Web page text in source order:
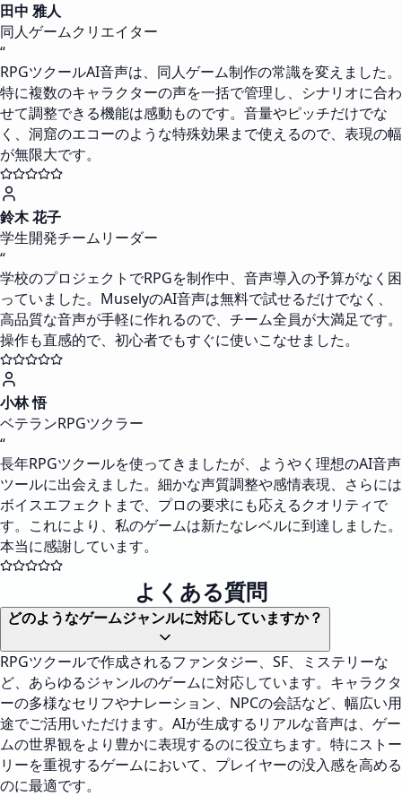
田中 雅人
同人ゲームクリエイター
“
RPGツクールAI音声は、同人ゲーム制作の常識を変えました。
特に複数のキャラクターの声を一括で管理し、シナリオに合わ
せて調整できる機能は感動ものです。音量やピッチだけでな
く、洞窟のエコーのような特殊効果まで使えるので、表現の幅
が無限大です。
鈴木 花子
学生開発チームリーダー
“
学校のプロジェクトでRPGを制作中、音声導入の予算がなく困
っていました。MuselyのAI音声は無料で試せるだけでなく、
高品質な音声が手軽に作れるので、チーム全員が大満足です。
操作も直感的で、初心者でもすぐに使いこなせました。
小林 悟
ベテランRPGツクラー
“
長年RPGツクールを使ってきましたが、ようやく理想のAI音声
ツールに出会えました。細かな声質調整や感情表現、さらには
ボイスエフェクトまで、プロの要求にも応えるクオリティで
す。これにより、私のゲームは新たなレベルに到達しました。
本当に感謝しています。
よくある質問
どのようなゲームジャンルに対応していますか？
RPGツクールで作成されるファンタジー、SF、ミステリーな
ど、あらゆるジャンルのゲームに対応しています。キャラクタ
ーの多様なセリフやナレーション、NPCの会話など、幅広い用
途でご活用いただけます。AIが生成するリアルな音声は、ゲー
ムの世界観をより豊かに表現するのに役立ちます。特にストー
リーを重視するゲームにおいて、プレイヤーの没入感を高める
のに最適です。